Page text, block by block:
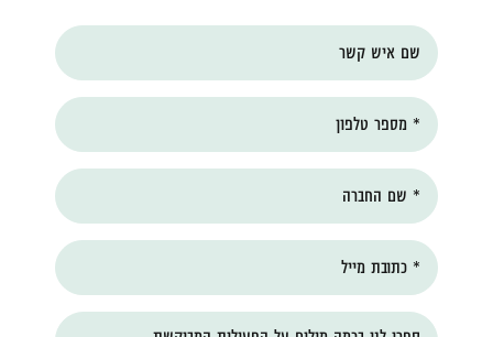
שם איש קשר
* מספר טלפון
* שם החברה
* כתובת מייל
ספרו לנו בכמה מילים על הפעילות המבוקשת